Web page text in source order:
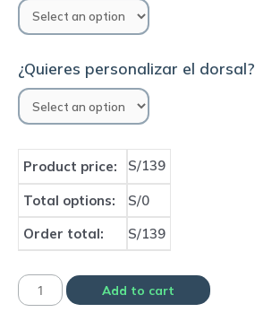
¿Quieres personalizar el dorsal?
Product price: S/139
Total options:
S/0
Order total:
S/139
Camiseta
Add to cart